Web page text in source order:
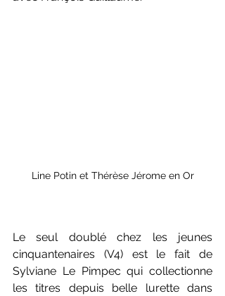
Line Potin et Thérèse Jérome en Or
Le seul doublé chez les jeunes
cinquantenaires (V4) est le fait de
Sylviane Le Pimpec qui collectionne
les titres depuis belle lurette dans